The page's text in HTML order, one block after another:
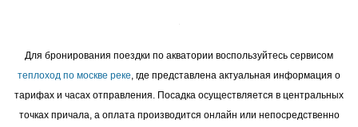
Для бронирования поездки по акватории воспользуйтесь сервисом
теплоход по москве реке, где представлена актуальная информация о
тарифах и часах отправления. Посадка осуществляется в центральных
точках причала, а оплата производится онлайн или непосредственно